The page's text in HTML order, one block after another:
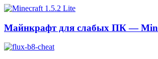
Майнкрафт для слабых ПК —